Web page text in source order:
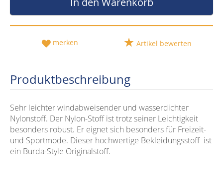
merken Artikel bewerten
Produktbeschreibung
Sehr leichter windabweisender und wasserdichter
Nylonstoff. Der Nylon-Stoff ist trotz seiner Leichtigkeit
besonders robust. Er eignet sich besonders für Freizeit-
und Sportmode. Dieser hochwertige Bekleidungsstoff ist
ein Burda-Style Originalstoff.